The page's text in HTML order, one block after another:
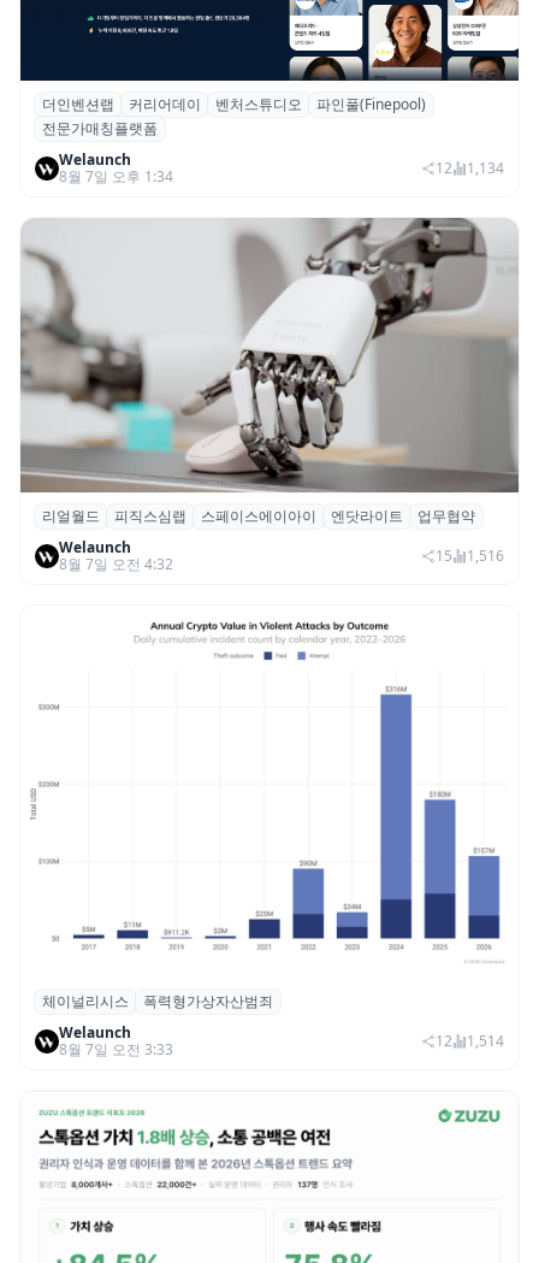
더인벤션랩·커리어데이, 스타트업 전문가 매
칭 플랫폼 ‘파인풀’ 출시
더인벤션랩 커리어데이 벤처스튜디오
파인풀(Finepool)
전문가매칭플랫폼
Welaunch
8월 7일 오후 1:34
12 1,134
리얼월드, 로봇테크 스타트업 3곳과 손잡고
휴머노이드 표준 만든다
리얼월드 피직스심랩 스페이스에이아이 엔닷라이트
업무협약
Welaunch
8월 7일 오전 4:32
15 1,516
체이널리시스 “가상자산 보유자 대상 폭력
범죄 증가…상반기 탈취액 3000만 달러 돌파
체이널리시스
폭력형가상자산범죄
Welaunch
8월 7일 오전 3:33
12 1,514